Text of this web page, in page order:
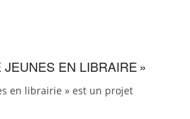
EN LIBRAIRE »
en librairie » est un projet